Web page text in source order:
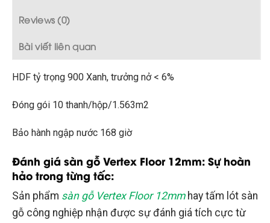
Reviews (0)
Bài viết liên quan
HDF tỷ trọng 900 Xanh, trưởng nở < 6%
Đóng gói 10 thanh/hộp/1.563m2
Bảo hành ngập nước 168 giờ
Đánh giá sàn gỗ Vertex Floor 12mm: Sự hoàn
hảo trong từng tấc:
Sản phẩm sàn gỗ Vertex Floor 12mmhay tấm lót sàn
gỗ công nghiệp nhận được sự đánh giá tích cực từ